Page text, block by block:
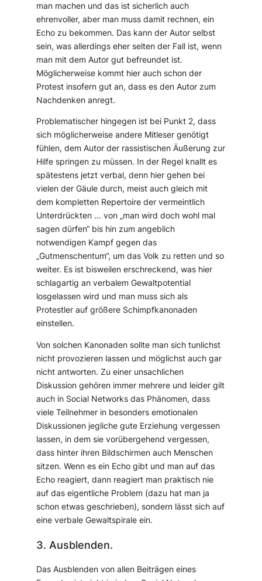
man machen und das ist sicherlich auch
ehrenvoller, aber man muss damit rechnen, ein
Echo zu bekommen. Das kann der Autor selbst
sein, was allerdings eher selten der Fall ist, wenn
man mit dem Autor gut befreundet ist.
Möglicherweise kommt hier auch schon der
Protest insofern gut an, dass es den Autor zum
Nachdenken anregt.
Problematischer hingegen ist bei Punkt 2, dass
sich möglicherweise andere Mitleser genötigt
fühlen, dem Autor der rassistischen Äußerung zur
Hilfe springen zu müssen. In der Regel knallt es
spätestens jetzt verbal, denn hier gehen bei
vielen der Gäule durch, meist auch gleich mit
dem kompletten Repertoire der vermeintlich
Unterdrückten … von „man wird doch wohl mal
sagen dürfen“ bis hin zum angeblich
notwendigen Kampf gegen das
„Gutmenschentum“, um das Volk zu retten und so
weiter. Es ist bisweilen erschreckend, was hier
schlagartig an verbalem Gewaltpotential
losgelassen wird und man muss sich als
Protestler auf größere Schimpfkanonaden
einstellen.
Von solchen Kanonaden sollte man sich tunlichst
nicht provozieren lassen und möglichst auch gar
nicht antworten. Zu einer unsachlichen
Diskussion gehören immer mehrere und leider gilt
auch in Social Networks das Phänomen, dass
viele Teilnehmer in besonders emotionalen
Diskussionen jegliche gute Erziehung vergessen
lassen, in dem sie vorübergehend vergessen,
dass hinter ihren Bildschirmen auch Menschen
sitzen. Wenn es ein Echo gibt und man auf das
Echo reagiert, dann reagiert man praktisch nie
auf das eigentliche Problem (dazu hat man ja
schon etwas geschrieben), sondern lässt sich auf
eine verbale Gewaltspirale ein.
3. Ausblenden.
Das Ausblenden von allen Beiträgen eines